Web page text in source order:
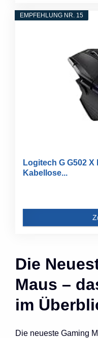
EMPFEHLUNG NR. 15
Logitech G G502
Kabellose...
Die
Maus –
im
Die neueste Gaming